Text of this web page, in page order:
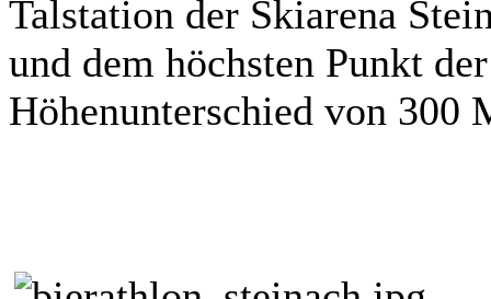
Talstation der Skiarena
und dem höchsten Punkt
Höhenunterschied von 300